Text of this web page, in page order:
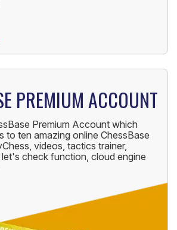
PREMIUM ACCOUNT
Premium Account which
to ten amazing online ChessBase
videos, tactics trainer,
let's check function, cloud engine